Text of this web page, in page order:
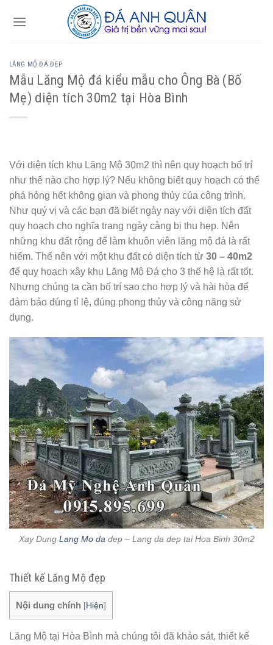
LĂNG MỘ ĐÁ ĐẸP
Mẫu Lăng Mộ đá kiểu mẫu cho Ông Bà (Bố
Mẹ) diện tích 30m2 tại Hòa Bình
Với diện tích khu Lăng Mộ 30m2 thì nên quy hoạch bố trí
như thế nào cho hợp lý? Nếu không biết quy hoạch có thể
phá hỏng hết không gian và phong thủy của công trình.
Như quý vị và các bạn đã biết ngày nay với diện tích đất
quy hoạch cho nghĩa trang ngày càng bị thu hẹp. Nên
những khu đất rộng để làm khuôn viên lăng mộ đá là rất
hiếm. Thế nên với một khu đất có diện tích từ 30 – 40m2
để quy hoạch xây khu Lăng Mộ Đá cho 3 thế hệ là rất tốt.
Nhưng chúng ta cần bố trí sao cho hợp lý và hài hòa để
đảm bảo đúng tỉ lệ, đúng phong thủy và công năng sử
dụng.
Xay Dung Lang Mo da dep – Lang da dep tai Hoa Binh 30m2
Thiết kế Lăng Mộ đẹp
Nội dung chính [Hiện]
Lăng Mộ tại Hòa Bình mà chúng tôi đã khảo sát, thiết kế